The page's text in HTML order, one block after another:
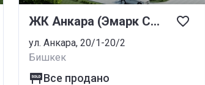
ЖК Анкара (Эмарк Строй)
ул. Анкара, 20/1-20/2
Бишкек
Все продано